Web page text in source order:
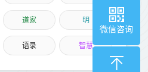
道家 明
语录 智慧
微信咨询